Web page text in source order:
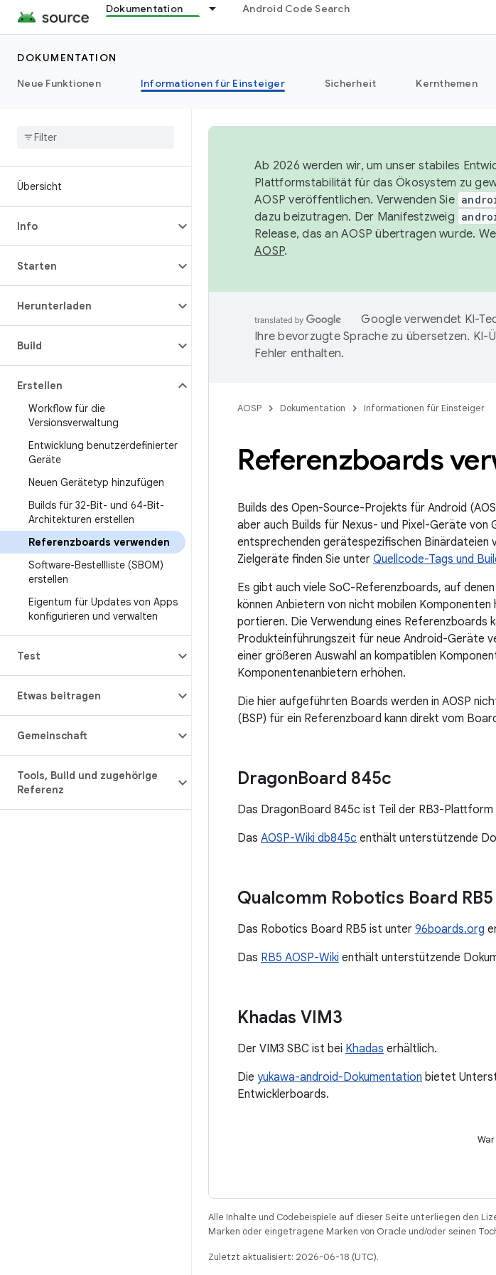
Dokumentation Android Code Search
DOKUMENTATION
Neue Funktionen
Informationen für Einsteiger Sicherheit Kernthemen
Übersicht
Info
Starten
Herunterladen
Build
Erstellen
Workflow für die
Versionsverwaltung
Entwicklung benutzerdefinierter
Geräte
Neuen Gerätetyp hinzufügen
Builds für 32-Bit- und 64-Bit-
Architekturen erstellen
Referenzboards verwenden
Software-Bestellliste (SBOM)
erstellen
Eigentum für Updates von Apps
konfigurieren und verwalten
Test
Etwas beitragen
Gemeinschaft
Tools, Build und zugehörige
Referenz
Ab 2026 werden wir, um unser stabiles
Plattformstabilität für das Ökosystem zu
AOSP veröffentlichen. Verwenden Sie
dazu beizutragen. Der Manifestzweig
Release, das an AOSP übertragen wurde.
AOSP.
Google verwendet KI-
Ihre bevorzugte Sprache zu übersetzen. KI-
Fehler enthalten.
AOSP Dokumentation Informationen für Einsteiger
Referenzboards
Builds des Open-Source-Projekts für Android
aber auch Builds für Nexus- und Pixel-Geräte von
entsprechenden gerätespezifischen Binärdateien
Zielgeräte finden Sie unter Quellcode-Tags und
Es gibt auch viele SoC-Referenzboards, auf
können Anbietern von nicht mobilen
portieren. Die Verwendung eines Referenzboards
Produkteinführungszeit für neue Android-Geräte
einer größeren Auswahl an kompatiblen
Komponentenanbietern erhöhen.
Die hier aufgeführten Boards werden in AOSP
(BSP) für ein Referenzboard kann direkt vom
DragonBoard 845c
Das DragonBoard 845c ist Teil der RB3-Plattform
Das AOSP-Wiki db845c enthält unterstützende
Qualcomm Robotics Board RB5
Das Robotics Board RB5 ist unter 96boards.org
Das RB5 AOSP-Wiki enthält unterstützende
Khadas VIM3
Der VIM3 SBC ist bei Khadas erhältlich.
Die yukawa-android-Dokumentation bietet
Entwicklerboards.
Alle Inhalte und Codebeispiele auf dieser Seite unterliegen den
Marken oder eingetragene Marken von Oracle und/oder seinen
Zuletzt aktualisiert: 2026-06-18 (UTC).